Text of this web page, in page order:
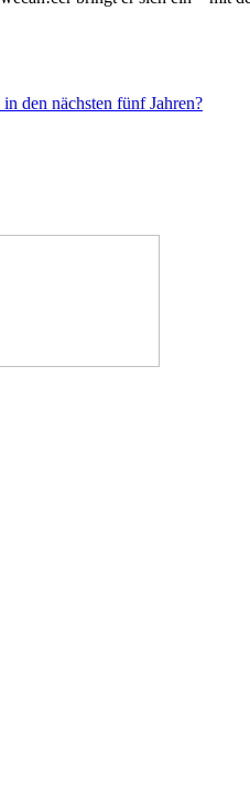
den nächsten fünf Jahren?